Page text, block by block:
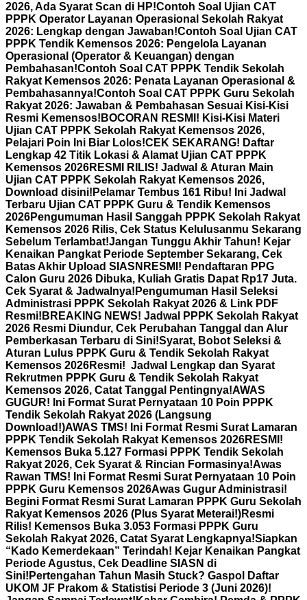
2026, Ada Syarat Scan di HP!Contoh Soal Ujian CAT
PPPK Operator Layanan Operasional Sekolah Rakyat
2026: Lengkap dengan Jawaban!Contoh Soal Ujian CAT
PPPK Tendik Kemensos 2026: Pengelola Layanan
Operasional (Operator & Keuangan) dengan
Pembahasan!Contoh Soal CAT PPPK Tendik Sekolah
Rakyat Kemensos 2026: Penata Layanan Operasional &
Pembahasannya!Contoh Soal CAT PPPK Guru Sekolah
Rakyat 2026: Jawaban & Pembahasan Sesuai Kisi-Kisi
Resmi Kemensos! BOCORAN RESMI! Kisi-Kisi Materi
Ujian CAT PPPK Sekolah Rakyat Kemensos 2026,
Pelajari Poin Ini Biar Lolos!CEK SEKARANG! Daftar
Lengkap 42 Titik Lokasi & Alamat Ujian CAT PPPK
Kemensos 2026RESMI RILIS! Jadwal & Aturan Main
Ujian CAT PPPK Sekolah Rakyat Kemensos 2026,
Download disini! Pelamar Tembus 161 Ribu! Ini Jadwal
Terbaru Ujian CAT PPPK Guru & Tendik Kemensos
2026Pengumuman Hasil Sanggah PPPK Sekolah Rakyat
Kemensos 2026 Rilis, Cek Status Kelulusanmu Sekarang
Sebelum Terlambat!Jangan Tunggu Akhir Tahun! Kejar
Kenaikan Pangkat Periode September Sekarang, Cek
Batas Akhir Upload SIASN RESMI! Pendaftaran PPG
Calon Guru 2026 Dibuka, Kuliah Gratis Dapat Rp17 Juta.
Cek Syarat & Jadwalnya! Pengumuman Hasil Seleksi
Administrasi PPPK Sekolah Rakyat 2026 & Link PDF
Resmi! BREAKING NEWS! Jadwal PPPK Sekolah Rakyat
2026 Resmi Diundur, Cek Perubahan Tanggal dan Alur
Pemberkasan Terbaru di Sini!Syarat, Bobot Seleksi &
Aturan Lulus PPPK Guru & Tendik Sekolah Rakyat
Kemensos 2026Resmi! Jadwal Lengkap dan Syarat
Rekrutmen PPPK Guru & Tendik Sekolah Rakyat
Kemensos 2026, Catat Tanggal Pentingnya!AWAS
GUGUR! Ini Format Surat Pernyataan 10 Poin PPPK
Tendik Sekolah Rakyat 2026 (Langsung
Download!)AWAS TMS! Ini Format Resmi Surat Lamaran
PPPK Tendik Sekolah Rakyat Kemensos 2026RESMI!
Kemensos Buka 5.127 Formasi PPPK Tendik Sekolah
Rakyat 2026, Cek Syarat & Rincian Formasinya!Awas
Rawan TMS! Ini Format Resmi Surat Pernyataan 10 Poin
PPPK Guru Kemensos 2026Awas Gugur Administrasi!
Begini Format Resmi Surat Lamaran PPPK Guru Sekolah
Rakyat Kemensos 2026 (Plus Syarat Meterai!)Resmi
Rilis! Kemensos Buka 3.053 Formasi PPPK Guru
Sekolah Rakyat 2026, Catat Syarat Lengkapnya!Siapkan
“Kado Kemerdekaan” Terindah! Kejar Kenaikan Pangkat
Periode Agustus, Cek Deadline SIASN di
Sini! Pertengahan Tahun Masih Stuck? Gaspol Daftar
UKOM JF Prakom & Statistisi Periode 3 (Juni 2026)!